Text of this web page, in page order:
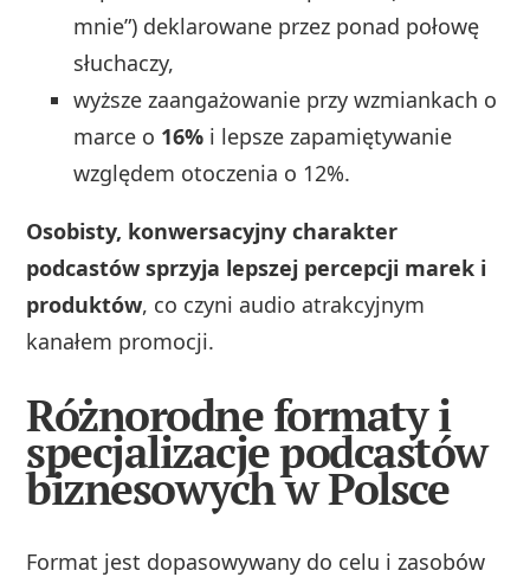
mnie”) deklarowane przez ponad połowę
słuchaczy,
wyższe zaangażowanie przy wzmiankach o
marce o 16% i lepsze zapamiętywanie
względem otoczenia o 12%.
Osobisty, konwersacyjny charakter
podcastów sprzyja lepszej percepcji marek i
produktów, co czyni audio atrakcyjnym
kanałem promocji.
Różnorodne formaty i
specjalizacje podcastów
biznesowych w Polsce
Format jest dopasowywany do celu i zasobów